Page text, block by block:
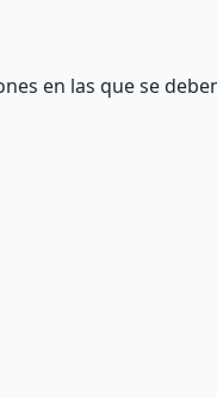
en las que se